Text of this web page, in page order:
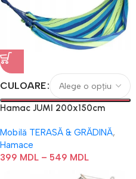
CULOARE
Hamac JUMI 200x150cm
Mobilă TERASĂ & GRĂDINĂ,
Hamace
399 MDL – 549 MDL